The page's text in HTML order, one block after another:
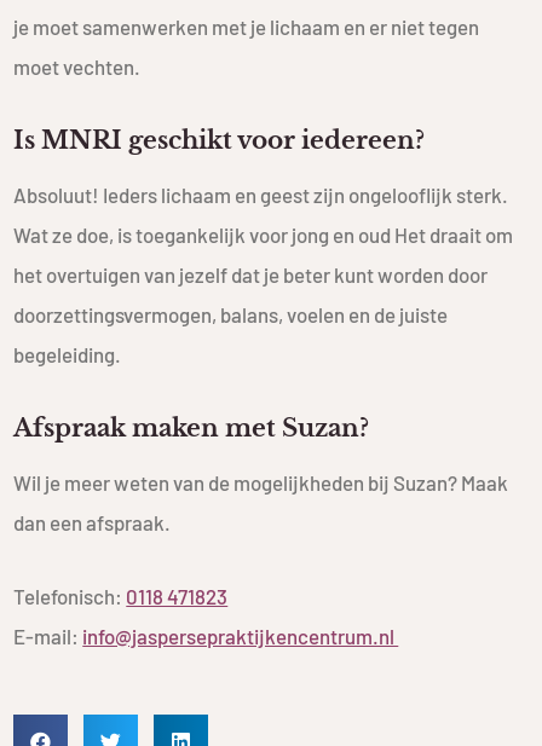
je moet samenwerken met je lichaam en er niet tegen
moet vechten.
Is MNRI geschikt voor iedereen?
Absoluut! Ieders lichaam en geest zijn ongelooflijk sterk.
Wat ze doe, is toegankelijk voor jong en oud Het draait om
het overtuigen van jezelf dat je beter kunt worden door
doorzettingsvermogen, balans, voelen en de juiste
begeleiding.
Afspraak maken met Suzan?
Wil je meer weten van de mogelijkheden bij Suzan? Maak
dan een afspraak.
Telefonisch: 0118 471823
E-mail: info@jaspersepraktijkencentrum.nl